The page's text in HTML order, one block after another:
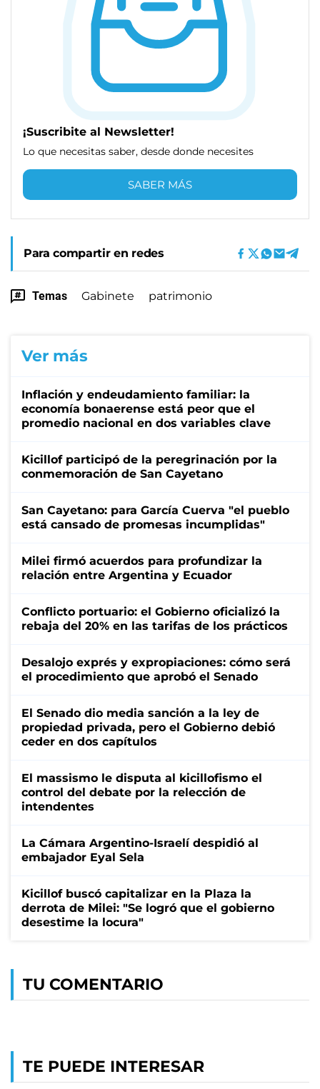
¡Suscribite al Newsletter!
Lo que necesitas saber, desde donde necesites
SABER MÁS
Para compartir en redes
Temas Gabinete patrimonio
Ver más
Inflación y endeudamiento familiar: la
economía bonaerense está peor que el
promedio nacional en dos variables clave
Kicillof participó de la peregrinación por la
conmemoración de San Cayetano
San Cayetano: para García Cuerva "el pueblo
está cansado de promesas incumplidas"
Milei firmó acuerdos para profundizar la
relación entre Argentina y Ecuador
Conflicto portuario: el Gobierno oficializó la
rebaja del 20% en las tarifas de los prácticos
Desalojo exprés y expropiaciones: cómo será
el procedimiento que aprobó el Senado
El Senado dio media sanción a la ley de
propiedad privada, pero el Gobierno debió
ceder en dos capítulos
El massismo le disputa al kicillofismo el
control del debate por la relección de
intendentes
La Cámara Argentino-Israelí despidió al
embajador Eyal Sela
Kicillof buscó capitalizar en la Plaza la
derrota de Milei: "Se logró que el gobierno
desestime la locura"
TU COMENTARIO
TE PUEDE INTERESAR